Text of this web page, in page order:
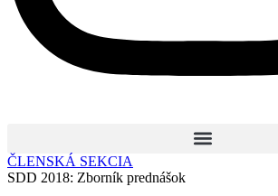
ČLENSKÁ SEKCIA
SDD 2018: Zborník prednášok